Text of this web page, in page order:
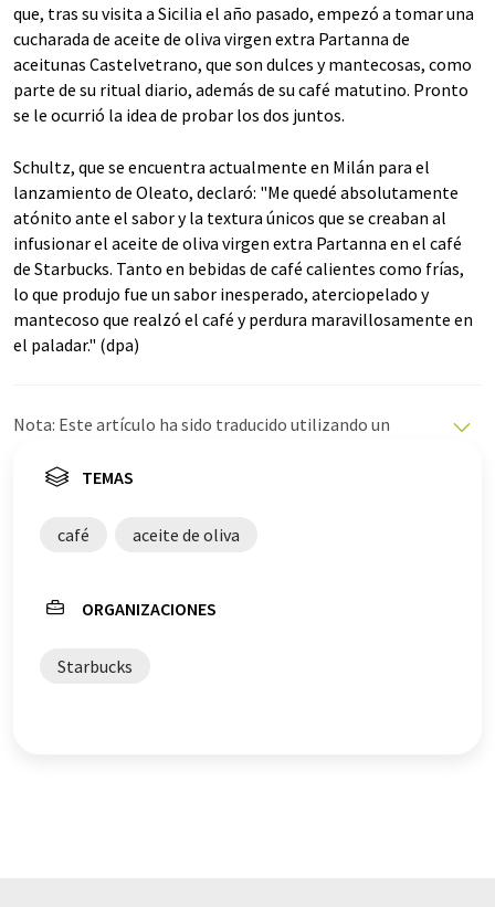
que, tras su visita a Sicilia el año pasado, empezó a tomar una
cucharada de aceite de oliva virgen extra Partanna de
aceitunas Castelvetrano, que son dulces y mantecosas, como
parte de su ritual diario, además de su café matutino. Pronto
se le ocurrió la idea de probar los dos juntos.
Schultz, que se encuentra actualmente en Milán para el
lanzamiento de Oleato, declaró: "Me quedé absolutamente
atónito ante el sabor y la textura únicos que se creaban al
infusionar el aceite de oliva virgen extra Partanna en el café
de Starbucks. Tanto en bebidas de café calientes como frías,
lo que produjo fue un sabor inesperado, aterciopelado y
mantecoso que realzó el café y perdura maravillosamente en
el paladar." (dpa)
Nota: Este artículo ha sido traducido utilizando un
ofrece estas traducciones automáticas para presentar
este artículo ha sido traducido con traducción
Inglés se puede encontraraquí
TEMAS
café aceite de oliva
ORGANIZACIONES
Starbucks